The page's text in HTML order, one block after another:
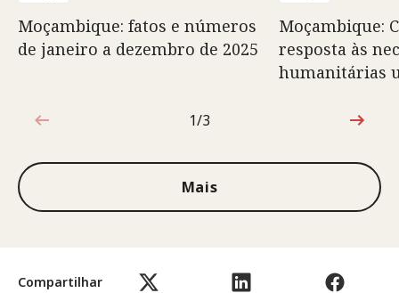
Compartilhar
Moçambique: fatos e números
de janeiro a dezembro de 2025
Moçambique:
resposta às
humanitárias
1 de 3
1/3
Mais